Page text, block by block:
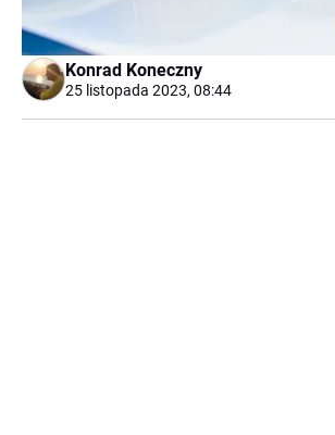
Konrad Koneczny
25 listopada 2023, 08:44